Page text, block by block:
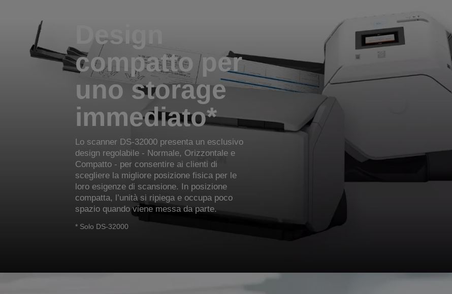
Design
compatto per
uno storage
immediato*
Lo scanner DS-32000 presenta un esclusivo
design regolabile - Normale, Orizzontale e
Compatto - per consentire ai clienti di
scegliere la migliore posizione fisica per le
loro esigenze di scansione. In posizione
compatta, l’unità si ripiega e occupa poco
spazio quando viene messa da parte.
* Solo DS-32000